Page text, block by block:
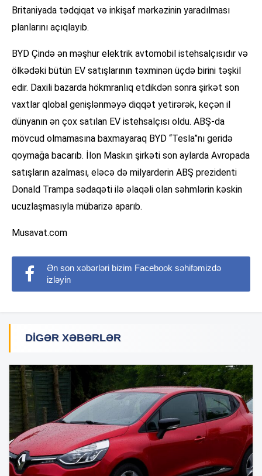
Britaniyada tədqiqat və inkişaf mərkəzinin yaradılması
planlarını açıqlayıb.
BYD Çində ən məşhur elektrik avtomobil istehsalçısıdır və
ölkədəki bütün EV satışlarının təxminən üçdə birini təşkil
edir. Daxili bazarda hökmranlıq etdikdən sonra şirkət son
vaxtlar qlobal genişlənməyə diqqət yetirərək, keçən il
dünyanın ən çox satılan EV istehsalçısı oldu. ABŞ-da
mövcud olmamasına baxmayaraq BYD “Tesla”nı geridə
qoymağa bacarıb. İlon Maskın şirkəti son aylarda Avropada
satışların azalması, eləcə də milyarderin ABŞ prezidenti
Donald Trampa sədaqəti ilə əlaqəli olan səhmlərin kəskin
ucuzlaşmasıyla mübarizə aparıb.
Musavat.com
Ən son xəbərləri bizim Facebook səhifəmizdə
izləyin
DIGƏR XƏBƏRLƏR